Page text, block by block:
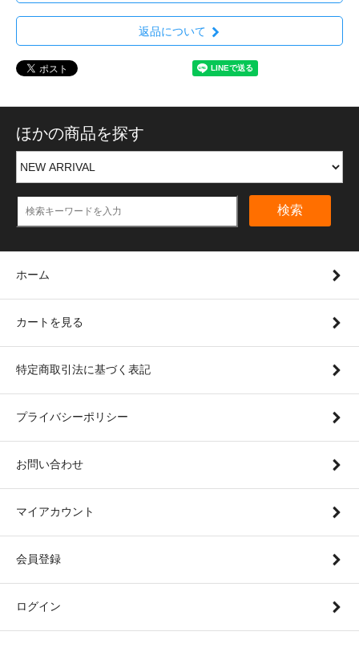
返品について
ほかの商品を探す
検索
ホーム
カートを見る
特定商取引法に基づく表記
プライバシーポリシー
お問い合わせ
マイアカウント
会員登録
ログイン